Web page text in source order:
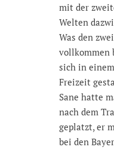
mit der
Welten
Was den
vollkommen
sich in
Freizeit
Sane hatte
nach dem
geplatzt, er
bei den